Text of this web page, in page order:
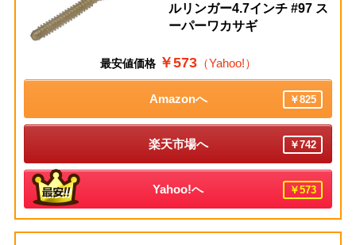
ルリンガー4.7インチ #97 ス
ーパーワカサギ
最安値価格 ￥573（Yahoo!）
Amazonへ ￥825
楽天市場へ ￥742
Yahoo!へ ￥573